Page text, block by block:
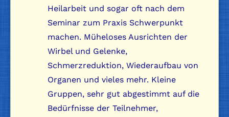
Heilarbeit und sogar oft nach dem
Seminar zum Praxis Schwerpunkt
machen. Müheloses Ausrichten der
Wirbel und Gelenke,
Schmerzreduktion, Wiederaufbau von
Organen und vieles mehr. Kleine
Gruppen, sehr gut abgestimmt auf die
Bedürfnisse der Teilnehmer,